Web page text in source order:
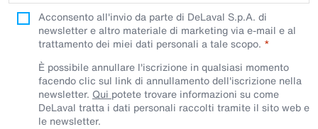
Acconsento all'invio da parte di DeLaval S.p.A. di
newsletter e altro materiale di marketing via e-mail e al
trattamento dei miei dati personali a tale scopo.
È possibile annullare l'iscrizione in qualsiasi momento
facendo clic sul link di annullamento dell'iscrizione nella
newsletter. Qui potete trovare informazioni su come
DeLaval tratta i dati personali raccolti tramite il sito web e
le newsletter.